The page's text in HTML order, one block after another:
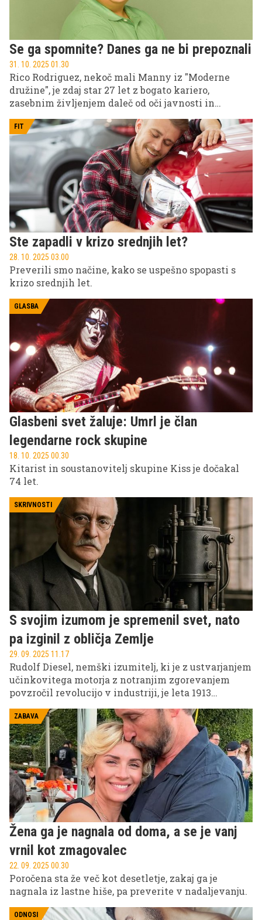
Se ga spomnite? Danes ga ne bi prepoznali
31. 10. 2025 01.30
Rico Rodriguez, nekoč mali Manny iz "Moderne
družine", je zdaj star 27 let z bogato kariero,
zasebnim življenjem daleč od oči javnosti in
časa.
FIT
Ste zapadli v krizo srednjih let?
28. 10. 2025 03.00
Preverili smo načine, kako se uspešno spopasti s
krizo srednjih let.
GLASBA
Glasbeni svet žaluje: Umrl je član
legendarne rock skupine
18. 10. 2025 00.30
Kitarist in soustanovitelj skupine Kiss je dočakal
74 let.
SKRIVNOSTI
S svojim izumom je spremenil svet, nato
pa izginil z obličja Zemlje
29. 09. 2025 11.17
Rudolf Diesel, nemški izumitelj, ki je z ustvarjanjem
učinkovitega motorja z notranjim zgorevanjem
povzročil revolucijo v industriji, je leta 1913
zapuščino, ki še danes poganja svet.
ZABAVA
Žena ga je nagnala od doma, a se je vanj
vrnil kot zmagovalec
22. 09. 2025 00.30
Poročena sta že več kot desetletje, zakaj ga je
nagnala iz lastne hiše, pa preverite v nadaljevanju.
ODNOSI